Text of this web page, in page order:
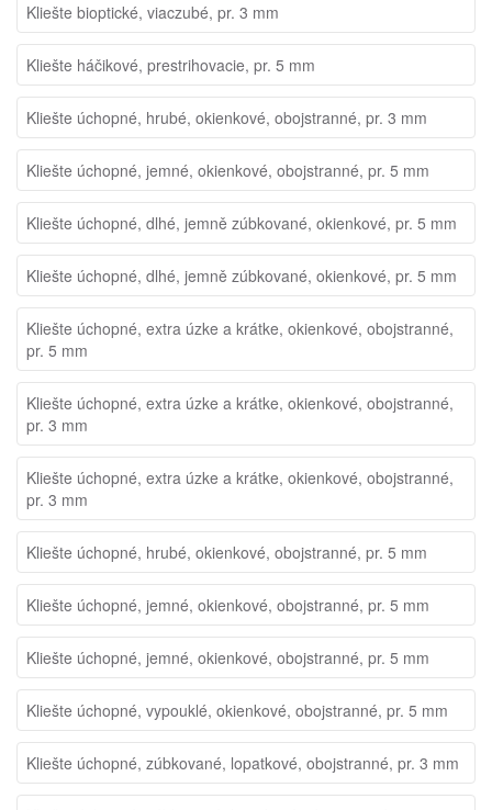
Kliešte bioptické, viaczubé, pr. 3 mm
Kliešte háčikové, prestrihovacie, pr. 5 mm
Kliešte úchopné, hrubé, okienkové, obojstranné, pr. 3 mm
Kliešte úchopné, jemné, okienkové, obojstranné, pr. 5 mm
Kliešte úchopné, dlhé, jemně zúbkované, okienkové, pr. 5 mm
Kliešte úchopné, dlhé, jemně zúbkované, okienkové, pr. 5 mm
Kliešte úchopné, extra úzke a krátke, okienkové, obojstranné,
pr. 5 mm
Kliešte úchopné, extra úzke a krátke, okienkové, obojstranné,
pr. 3 mm
Kliešte úchopné, extra úzke a krátke, okienkové, obojstranné,
pr. 3 mm
Kliešte úchopné, hrubé, okienkové, obojstranné, pr. 5 mm
Kliešte úchopné, jemné, okienkové, obojstranné, pr. 5 mm
Kliešte úchopné, jemné, okienkové, obojstranné, pr. 5 mm
Kliešte úchopné, vypouklé, okienkové, obojstranné, pr. 5 mm
Kliešte úchopné, zúbkované, lopatkové, obojstranné, pr. 3 mm